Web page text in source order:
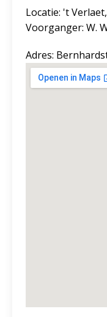
Locatie: 't
Voorganger: W.
Adres: